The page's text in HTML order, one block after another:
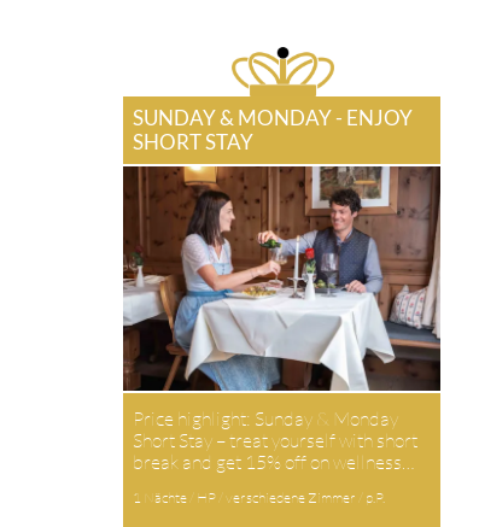
SUNDAY & MONDAY - ENJOY
SHORT STAY
Price highlight: Sunday & Monday
Short Stay – treat yourself with short
break and get 15% off on wellness…
1 Nächte / HP / verschiedene Zimmer / p.P.